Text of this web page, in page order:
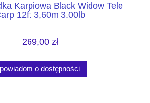
Karpiowa Black Widow Tele
12ft 3,60m 3.00lb
269,00 zł
powiadom o dostępności